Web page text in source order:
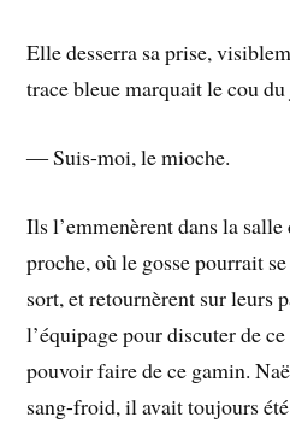
Elle desserra sa prise,
trace bleue marquait le cou du
― Suis-moi, le mioche.
Ils l’emmenèrent dans la
proche, où le gosse pourrait
sort, et retournèrent sur leurs
l’équipage pour discuter de
pouvoir faire de ce gamin.
sang-froid, il avait toujours